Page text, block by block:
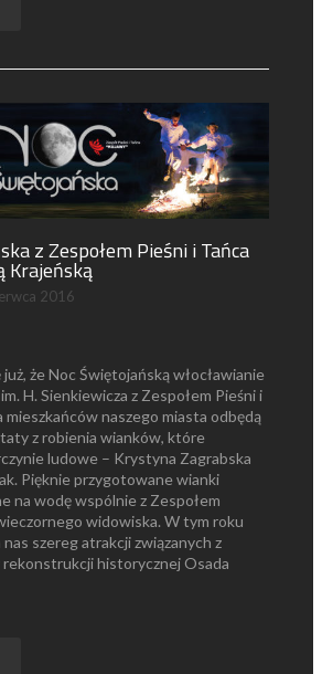
z Zespołem Pieśni i Tańca
Krajeńską
2016
że Noc Świętojańską włocławianie
H. Sienkiewicza z Zespołem Pieśni i
mieszkańców naszego miasta odbędą
z robienia wianków, które
ludowe – Krystyna Zagrabska
Pięknie przygotowane wianki
na wodę wspólnie z Zespołem
widowiska. W tym roku
szereg atrakcji związanych z
rekonstrukcji historycznej Osada